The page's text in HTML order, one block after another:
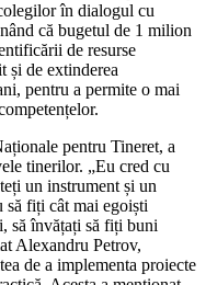
în dialogul cu
că bugetul de 1 milion
de resurse
și de extinderea
pentru a permite o mai
pentru Tineret, a
tinerilor. „Eu cred cu
un instrument și un
să fiți cât mai egoiști
să învățați să fiți buni
Alexandru Petrov,
de a implementa proiecte